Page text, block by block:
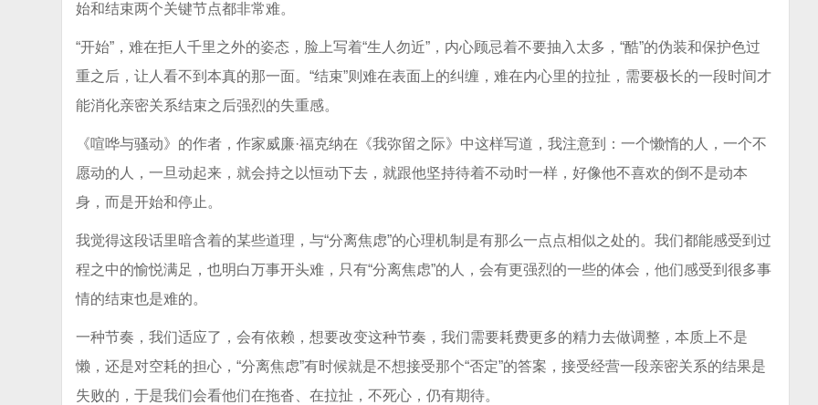
始和结束两个关键节点都非常难。
“开始”，难在拒人千里之外的姿态，脸上写着“生人勿近”，内心顾忌着不要抽入太多，“酷”的伪装和保护色过
重之后，让人看不到本真的那一面。“结束”则难在表面上的纠缠，难在内心里的拉扯，需要极长的一段时间才
能消化亲密关系结束之后强烈的失重感。
《喧哗与骚动》的作者，作家威廉·福克纳在《我弥留之际》中这样写道，我注意到：一个懒惰的人，一个不
愿动的人，一旦动起来，就会持之以恒动下去，就跟他坚持待着不动时一样，好像他不喜欢的倒不是动本
身，而是开始和停止。
我觉得这段话里暗含着的某些道理，与“分离焦虑”的心理机制是有那么一点点相似之处的。我们都能感受到过
程之中的愉悦满足，也明白万事开头难，只有“分离焦虑”的人，会有更强烈的一些的体会，他们感受到很多事
情的结束也是难的。
一种节奏，我们适应了，会有依赖，想要改变这种节奏，我们需要耗费更多的精力去做调整，本质上不是
懒，还是对空耗的担心，“分离焦虑”有时候就是不想接受那个“否定”的答案，接受经营一段亲密关系的结果是
失败的，于是我们会看他们在拖沓、在拉扯，不死心，仍有期待。